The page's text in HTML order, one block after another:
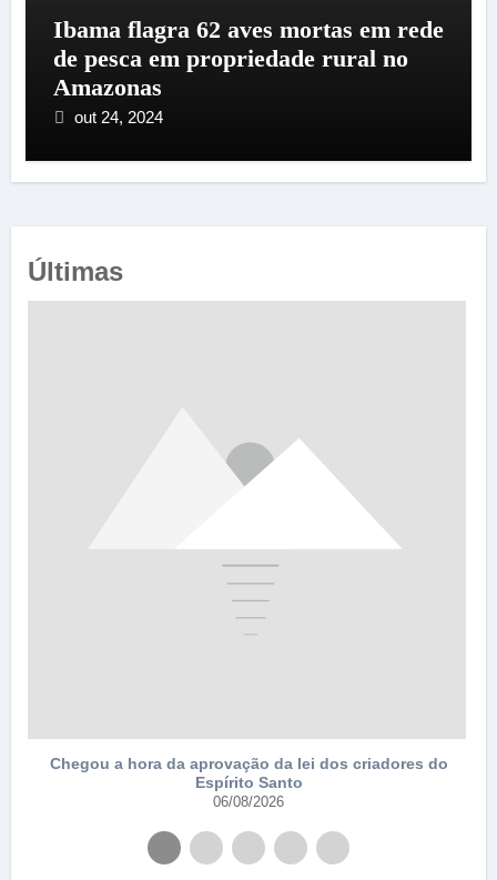
Ibama flagra 62 aves mortas em rede
de pesca em propriedade rural no
Amazonas
out 24, 2024
Últimas
Chegou a hora da aprovação da lei dos criadores do
Espírito Santo
06/08/2026